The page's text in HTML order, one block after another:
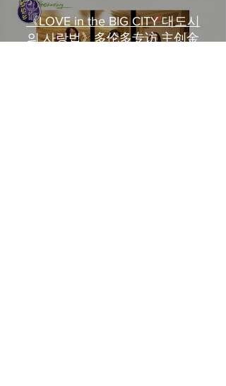
《LOVE in the BIG CITY 대도시
의 사랑법》多伦多专访 主创金